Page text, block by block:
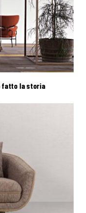
fatto la storia